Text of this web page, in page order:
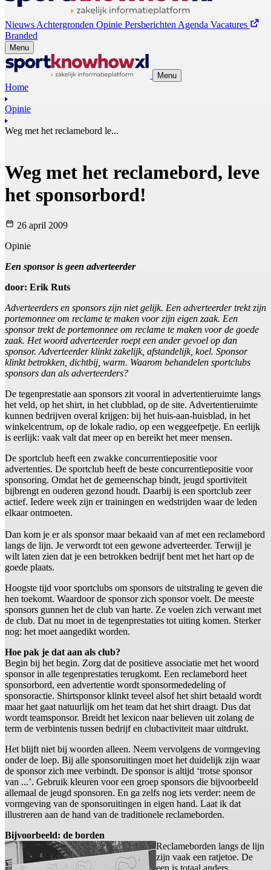
Nieuws Achtergronden Opinie Persberichten Agenda Vacatures
Branded
Menu
Menu
Home
Opinie
Weg met het reclamebord le...
Weg met het reclamebord, leve
het sponsorbord!
26 april 2009
Opinie
Een sponsor is geen adverteerder
door: Erik Ruts
Adverteerders en sponsors zijn niet gelijk. Een adverteerder trekt zijn
portemonnee om reclame te maken voor zijn eigen zaak. Een
sponsor trekt de portemonnee om reclame te maken voor de goede
zaak. Het woord adverteerder roept een ander gevoel op dan
sponsor. Adverteerder klinkt zakelijk, afstandelijk, koel. Sponsor
klinkt betrokken, dichtbij, warm. Waarom behandelen sportclubs
sponsors dan als adverteerders?
De tegenprestatie aan sponsors zit vooral in advertentieruimte langs
het veld, op het shirt, in het clubblad, op de site. Advertentieruimte
kunnen bedrijven overal krijgen: bij het huis-aan-huisblad, in het
winkelcentrum, op de lokale radio, op een weggeefpetje. En eerlijk
is eerlijk: vaak valt dat meer op en bereikt het meer mensen.
De sportclub heeft een zwakke concurrentiepositie voor
advertenties. De sportclub heeft de beste concurrentiepositie voor
sponsoring. Omdat het de gemeenschap bindt, jeugd sportiviteit
bijbrengt en ouderen gezond houdt. Daarbij is een sportclub zeer
actief. Iedere week zijn er trainingen en wedstrijden waar de leden
elkaar ontmoeten.
Dan kom je er als sponsor maar bekaaid van af met een reclamebord
langs de lijn. Je verwordt tot een gewone adverteerder. Terwijl je
wilt laten zien dat je een betrokken bedrijf bent met het hart op de
goede plaats.
Hoogste tijd voor sportclubs om sponsors de uitstraling te geven die
hen toekomt. Waardoor de sponsor zich sponsor voelt. De meeste
sponsors gunnen het de club van harte. Ze voelen zich verwant met
de club. Dat nu moet in de tegenprestaties tot uiting komen. Sterker
nog: het moet aangedikt worden.
Hoe pak je dat aan als club?
Begin bij het begin. Zorg dat de positieve associatie met het woord
sponsor in alle tegenprestaties terugkomt. Een reclamebord heet
sponsorbord, een advertentie wordt sponsormededeling of
sponsoractie. Shirtsponsor klinkt teveel alsof het shirt betaald wordt
maar het gaat natuurlijk om het team dat het shirt draagt. Dus dat
wordt teamsponsor. Breidt het lexicon naar believen uit zolang de
term de verbintenis tussen bedrijf en clubactiviteit maar uitdrukt.
Het blijft niet bij woorden alleen. Neem vervolgens de vormgeving
onder de loep. Bij alle sponsoruitingen moet het duidelijk zijn waar
de sponsor zich mee verbindt. De sponsor is altijd ‘trotse sponsor
van ...’. Gebruik kleuren voor een groep sponsors die bijvoorbeeld
allemaal de jeugd sponsoren. En ga zelfs nog iets verder: neem de
vormgeving van de sponsoruitingen in eigen hand. Laat ik dat
illustreren aan de hand van de traditionele reclameborden.
Bijvoorbeeld: de borden
Reclameborden langs de lijn
zijn vaak een ratjetoe. De